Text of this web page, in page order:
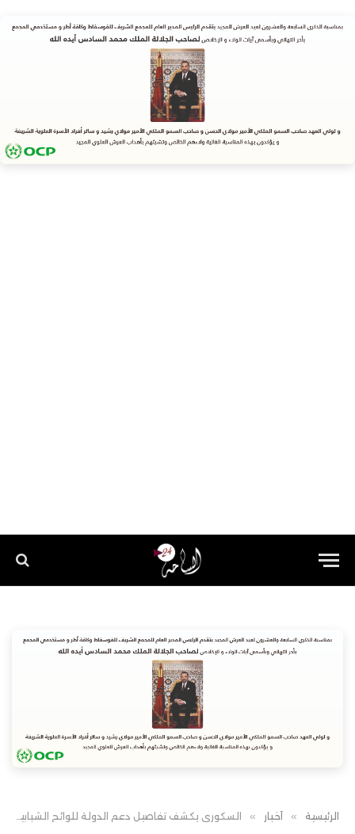
الرئيسية » أخبار » السكوري يكشف تفاصيل دعم الدولة للوائح الشبابية المستقلة في الانتخابات المقبلة